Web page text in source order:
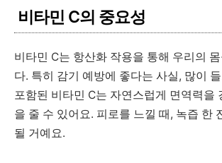
비타민 C의 중요성
비타민 C는 항산화 작용을 통해 우리의
다. 특히 감기 예방에 좋다는 사실, 많이
포함된 비타민 C는 자연스럽게 면역력을
을 줄 수 있어요. 피로를 느낄 때, 녹즙 한
될 거예요.